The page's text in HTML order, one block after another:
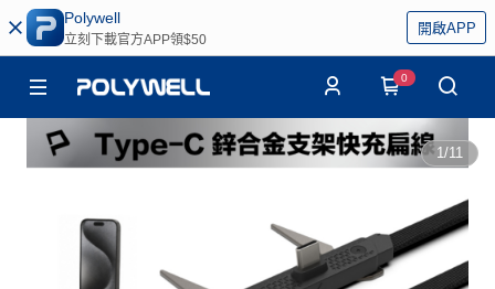
Polywell
立刻下載官方APP領$50
開啟APP
0
1/11